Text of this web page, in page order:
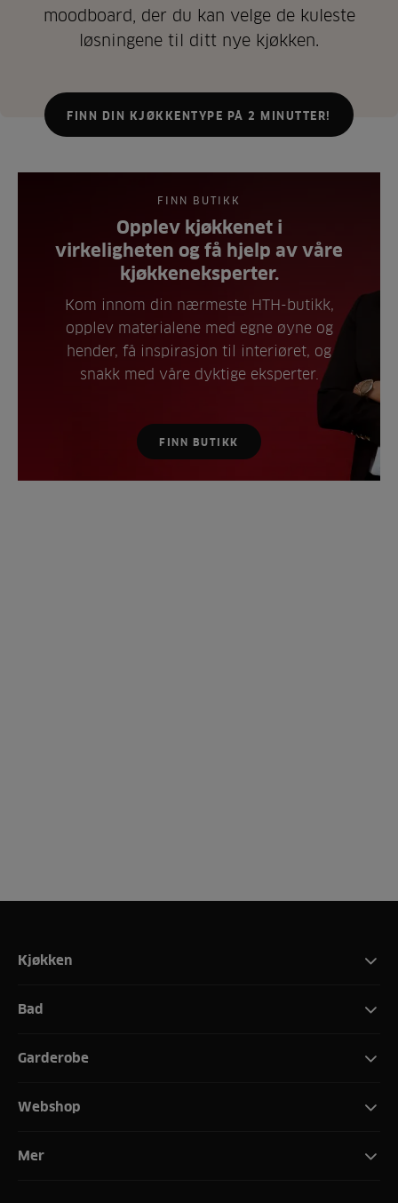
moodboard, der du kan velge de kuleste
løsningene til ditt nye kjøkken.
FINN DIN KJØKKENTYPE PÅ 2 MINUTTER!
FINN BUTIKK
Opplev kjøkkenet i
virkeligheten og få hjelp av våre
kjøkkeneksperter.
Kom innom din nærmeste HTH-butikk,
opplev materialene med egne øyne og
hender, få inspirasjon til interiøret, og
snakk med våre dyktige eksperter.
FINN BUTIKK
Kjøkken
Bad
Garderobe
Webshop
Mer